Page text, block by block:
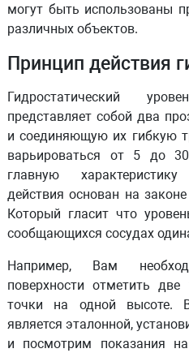
могут быть использованы
различных объектов.
Принцип действия
Гидростатический
представляет собой два
и соединяющую их гибкую
варьироваться от 5 до
главную
действия основан на
Который гласит что
сообщающихся сосудах
Например, Вам
поверхности отметить
точки на одной высоте.
является эталонной,
и посмотрим показания